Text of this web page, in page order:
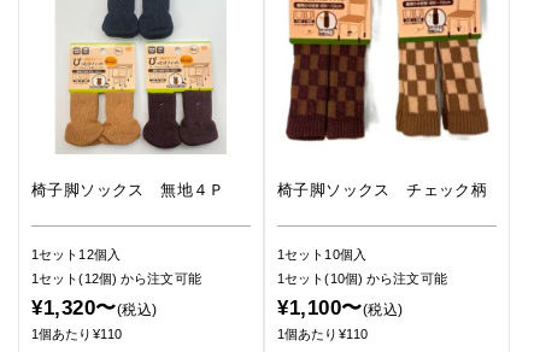
椅子脚ソックス 無地４Ｐ
1セット12個入
1セット(12個)から注文可能
¥1,320〜(税込)
1個あたり¥110
椅子脚ソックス チェック柄
1セット10個入
1セット(10個)から注文可能
¥1,100〜(税込)
1個あたり¥110